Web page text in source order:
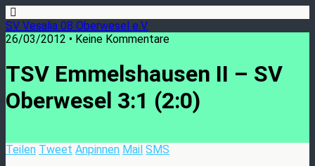
SV Vesalia 08 Oberwesel e.V.
26/03/2012 • Keine Kommentare
TSV Emmelshausen II – SV
Oberwesel 3:1 (2:0)
Teilen Tweet Anpinnen Mail SMS